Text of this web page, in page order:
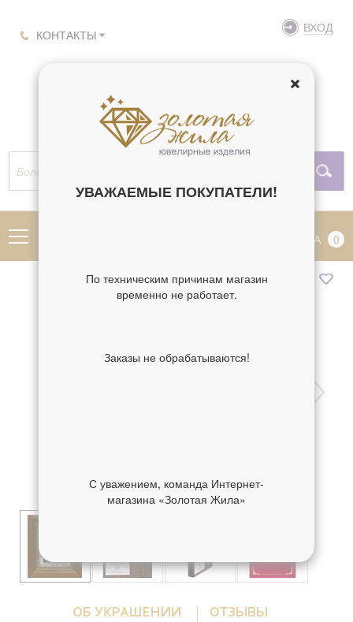
КОНТАКТЫ ВХОД
КОРЗИНА 0
ОБ УКРАШЕНИИ ОТЗЫВЫ
УВАЖАЕМЫЕ ПОКУПАТЕЛИ!
По техническим причинам магазин
временно не работает.
Заказы не обрабатываются!
С уважением, команда Интернет-
магазина «Золотая Жила»